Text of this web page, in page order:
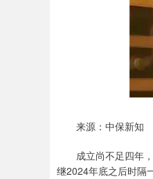
来源：中保新知
成立尚不足四年，
继2024年底之后时隔